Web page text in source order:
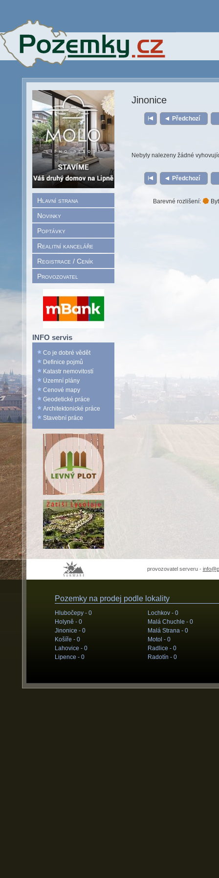
Hlavní strana
Novinky
Poptávky
Realitní kanceláře
Registrace / Ceník
Provozovatel
INFO servis
Co je dobré vědět
Definice pojmů
Katastr nemovitostí
Územní plány
Cenové mapy
Geodetické práce
Architektonické práce
Stavební práce
Jinonice
Předchozí
Nebyly nalezeny žádné
Předchozí
Barevné rozlišení:
provozovatel serveru -
Pozemky na prodej podle lokality
Hlubočepy - 0
Holyně - 0
Jinonice - 0
Košíře - 0
Lahovice - 0
Lipence - 0
Lochkov - 0
Malá Chuchle - 0
Malá Strana - 0
Motol - 0
Radlice - 0
Radotín - 0